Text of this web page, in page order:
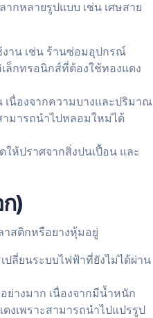
กหลายรูปแบบ เช่น เศษสาย
าน เช่น ร้านซ่อมอุปกรณ์
ล็กทรอนิกส์ที่ต้องใช้ทองแดง
เนื่องจากความบางและปริมาณ
ามารถนำไปหลอมใหม่ได้
ห้ปราศจากสิ่งปนเปื้อน และ
)
สติกหรือยางหุ้มอยู่
ปลี่ยนระบบไฟฟ้าที่ยังไม่ได้ผ่าน
ย่างมาก เนื่องจากมีน้ำหนัก
งเพราะสามารถนำไปแปรรูป